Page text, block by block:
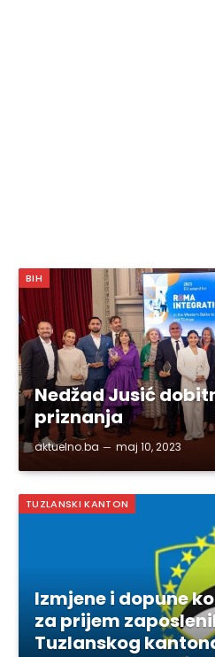
BIH
Nedžad Jusić
priznanja
aktuelno.ba maj 10, 2023
TUZLANSKI KANTON
Izmjene i dopune
za prijem
Tuzlanskog